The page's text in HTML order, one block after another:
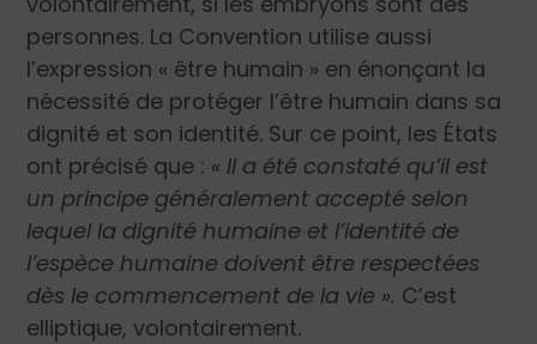
personnes. La Convention utilise aussi
l’expression « être humain » en énonçant la
nécessité de protéger l’être humain dans sa
dignité et son identité. Sur ce point, les États
ont précisé que : « Il a été constaté qu’il est
un principe généralement accepté selon
lequel la dignité humaine et l’identité de
l’espèce humaine doivent être respectées
dès le commencement de la vie ». C’est
elliptique, volontairement.